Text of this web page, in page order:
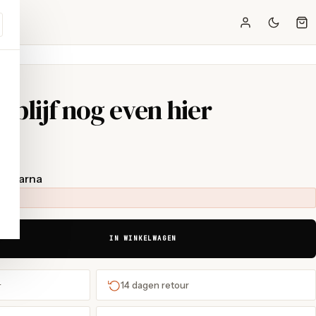
blijf nog even hier
Klarna
IN WINKELWAGEN
14 dagen retour